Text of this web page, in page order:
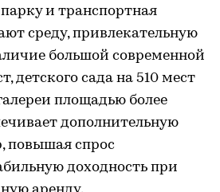
и транспортная
среду, привлекательную
большой современной
детского сада на 510 мест
площадью более
дополнительную
повышая спрос
доходность при